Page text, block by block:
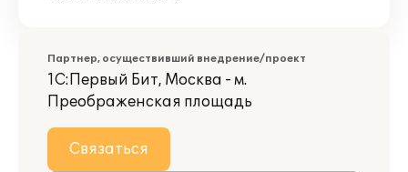
Партнер, осуществивший внедрение/проект
1С:Первый Бит, Москва - м.
Преображенская площадь
Связаться